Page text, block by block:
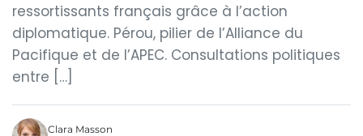
ressortissants français grâce à l’action
diplomatique. Pérou, pilier de l’Alliance du
Pacifique et de l’APEC. Consultations politiques
entre […]
Clara Masson